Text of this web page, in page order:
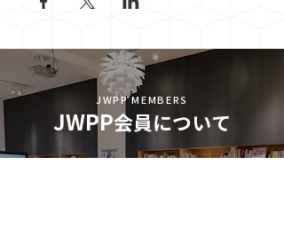
JWPP MEMBERS
JWPP会員について